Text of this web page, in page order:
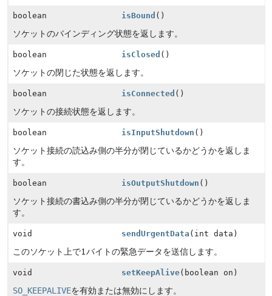
boolean isBound ()
ソケットのバインディング状態を返します。
boolean isClosed ()
ソケットの閉じた状態を返します。
boolean isConnected ()
ソケットの接続状態を返します。
boolean isInputShutdown ()
ソケット接続の読込み側の半分が閉じているかどうかを返しま
す。
boolean isOutputShutdown ()
ソケット接続の書込み側の半分が閉じているかどうかを返しま
す。
void sendUrgentData (int data)
このソケット上で1バイトの緊急データを送信します。
void setKeepAlive(boolean on)
SO_KEEPALIVEを有効または無効にします。